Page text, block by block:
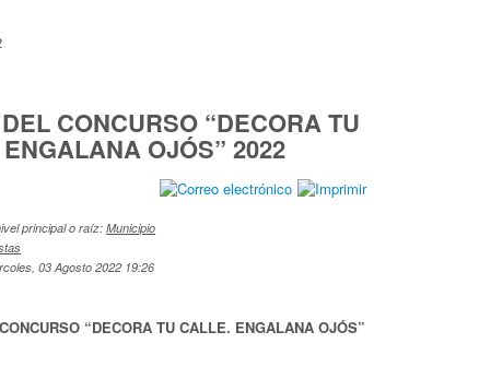
CONCURSO “DECORA TU
OJÓS” 2022
principal o raíz:Municipio
03 Agosto 2022 19:26
“DECORA TU CALLE. ENGALANA OJÓS”